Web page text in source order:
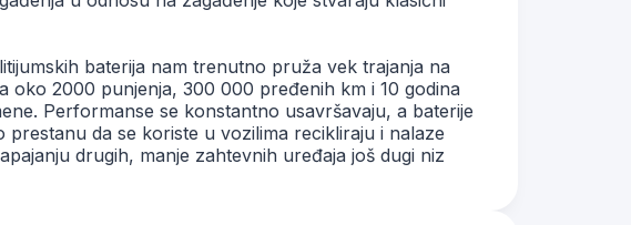
baterija nam trenutno pruža vek trajanja na
oko 2000 punjenja, 300 000 pređenih km i 10 godina
Performanse se konstantno usavršavaju, a baterije
prestanu da se koriste u vozilima recikliraju i nalaze
drugih, manje zahtevnih uređaja još dugi niz